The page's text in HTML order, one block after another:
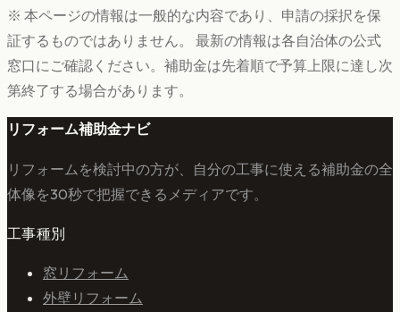
※ 本ページの情報は一般的な内容であり、申請の採択を保
証するものではありません。 最新の情報は各自治体の公式
窓口にご確認ください。補助金は先着順で予算上限に達し次
第終了する場合があります。
リフォーム補助金ナビ
リフォームを検討中の方が、自分の工事に使える補助金の全
体像を30秒で把握できるメディアです。
工事種別
窓リフォーム
外壁リフォーム